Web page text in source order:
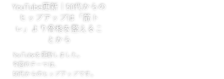
YouTube更新｜50代からの
ヒップアップは「筋ト
レ」より骨格を整えるこ
とから
YouTubeを更新しました。
今回のテーマは、
50代からのヒップアップです。